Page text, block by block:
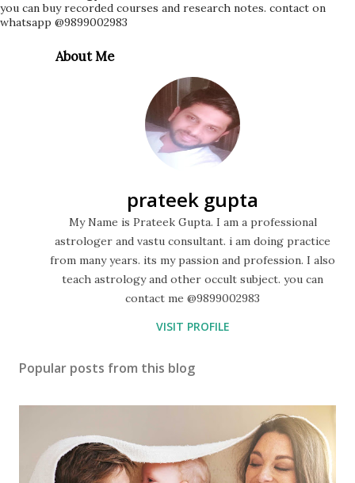
you can buy recorded courses and research notes. contact on
whatsapp @9899002983
About Me
prateek gupta
My Name is Prateek Gupta. I am a professional
astrologer and vastu consultant. i am doing practice
from many years. its my passion and profession. I also
teach astrology and other occult subject. you can
contact me @9899002983
VISIT PROFILE
Popular posts from this blog